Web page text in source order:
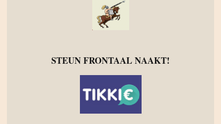
STEUN FRONTAAL NAAKT!